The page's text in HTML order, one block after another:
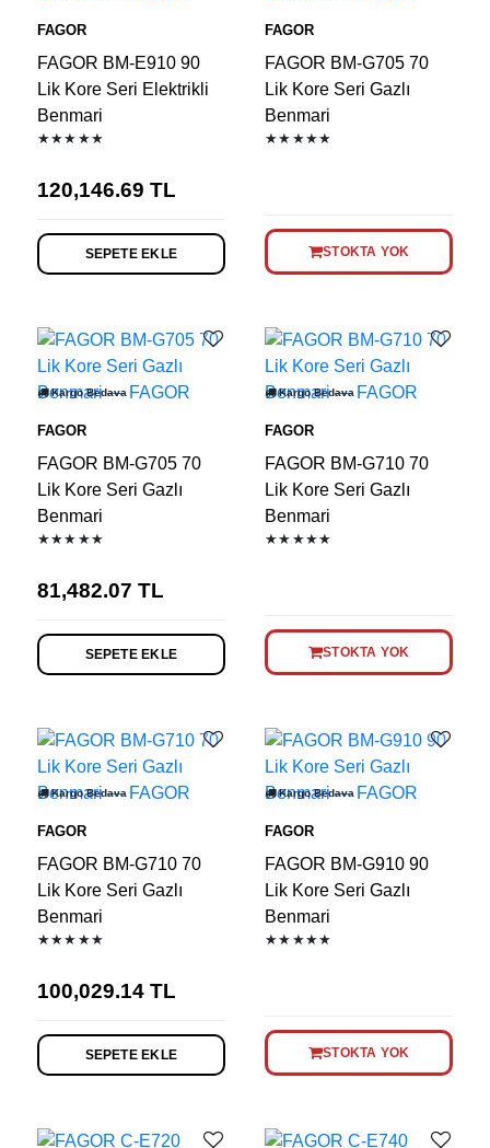
FAGOR
FAGOR BM-E910 90
Lik Kore Seri Elektrikli
Benmari
★★★★★
120,146.69 TL
SEPETE EKLE
FAGOR
FAGOR BM-G705 70
Lik Kore Seri Gazlı
Benmari
★★★★★
STOKTA YOK
Kargo Bedava
FAGOR
FAGOR BM-G705 70
Lik Kore Seri Gazlı
Benmari
★★★★★
81,482.07 TL
SEPETE EKLE
Kargo Bedava
FAGOR
FAGOR BM-G710 70
Lik Kore Seri Gazlı
Benmari
★★★★★
STOKTA YOK
Kargo Bedava
FAGOR
FAGOR BM-G710 70
Lik Kore Seri Gazlı
Benmari
★★★★★
100,029.14TL
SEPETE EKLE
Kargo Bedava
FAGOR
FAGOR BM-G910 90
Lik Kore Seri Gazlı
Benmari
★★★★★
STOKTA YOK